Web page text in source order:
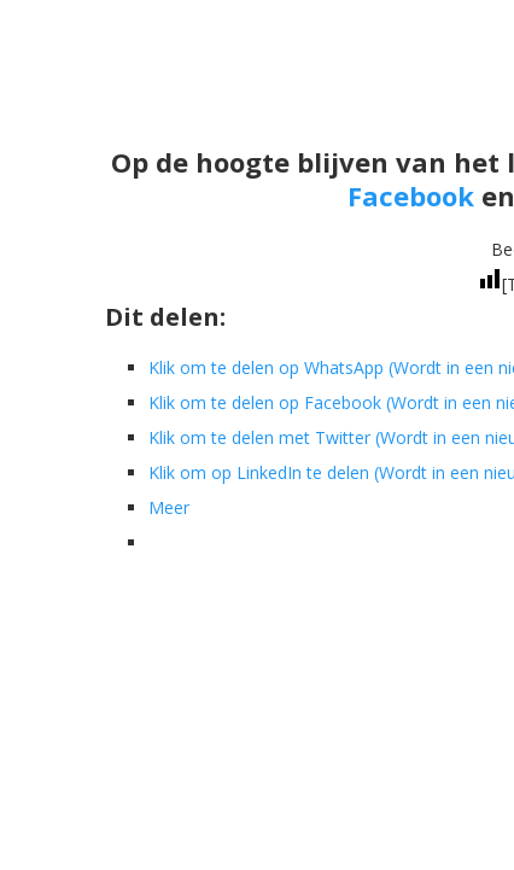
Op de hoogte blijven van het
Facebooken
Dit delen:
Klik om te delen op WhatsApp (Wordt in een
Klik om te delen op Facebook (Wordt in een
Klik om te delen met Twitter (Wordt in een
Klik om op LinkedIn te delen (Wordt in een
Meer